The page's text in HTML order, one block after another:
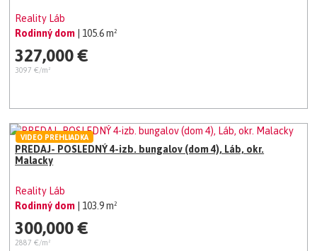
Reality Láb
Rodinný dom
| 105.6 m²
327,000 €
3097 €/m²
PREDAJ- POSLEDNÝ 4-izb. bungalov (dom 4), Láb, okr.
Malacky
Reality Láb
Rodinný dom
| 103.9 m²
300,000 €
2887 €/m²
VIDEO PREHLIADKA